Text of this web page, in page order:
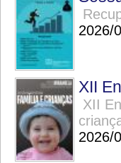
2026/
XII
XII
2026/